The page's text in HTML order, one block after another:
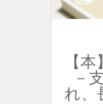
【
－
れ、